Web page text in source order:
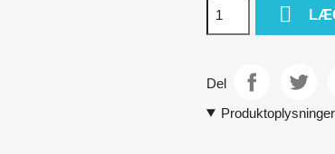

Del
Produktoplysninger